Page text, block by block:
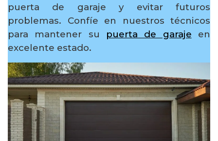
puerta de garaje y evitar futuros
problemas. Confíe en nuestros técnicos
para mantener su puerta de garaje en
excelente estado.